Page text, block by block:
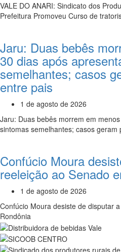
VALE DO ANARI: Sindicato dos
Prefeitura Promoveu Curso de
Jaru: Duas bebês
30 dias após
semelhantes; casos
entre pais
1 de agosto de 2026
Jaru: Duas bebês morrem em
sintomas semelhantes; casos
Confúcio Moura
reeleição ao Senado
1 de agosto de 2026
Confúcio Moura desiste de disputar
Rondônia